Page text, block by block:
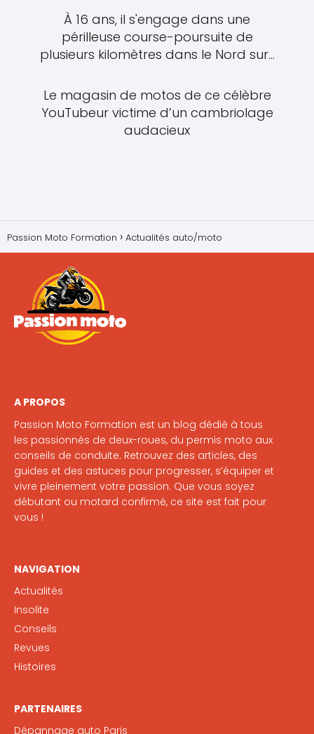
À 16 ans, il s'engage dans une
périlleuse course-poursuite de
plusieurs kilomètres dans le Nord sur...
Le magasin de motos de ce célèbre
YouTubeur victime d’un cambriolage
audacieux
Passion Moto Formation Actualités auto/moto
A PROPOS
Passion Moto Formation est un blog dédié à tous
les passionnés de deux-roues, du permis moto aux
conseils de conduite. Retrouvez des articles, des
guides et des astuces pour progresser, s’équiper et
vivre pleinement votre passion. Que vous soyez
débutant ou motard confirmé, ce site est fait pour
vous !
NAVIGATION
Actualités
Insolite
Conseils
Revues
Histoires
PARTENAIRES
Dépannage auto Paris